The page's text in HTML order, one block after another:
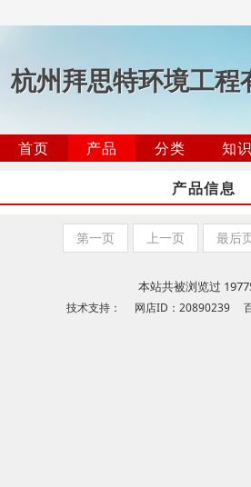
杭州拜思特环境工程
首页 产品 分类 知识
产品信息
第一页 上一页 最后
本站共被浏览过
技术支持： 网店ID：20890239 百